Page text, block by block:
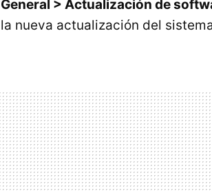
General > Actualización de
la nueva actualización del